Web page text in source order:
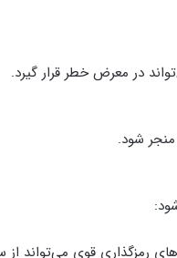
در معرض خطر قرار گیرد.
منجر شود.
رمزگذاری قوی می‌تواند